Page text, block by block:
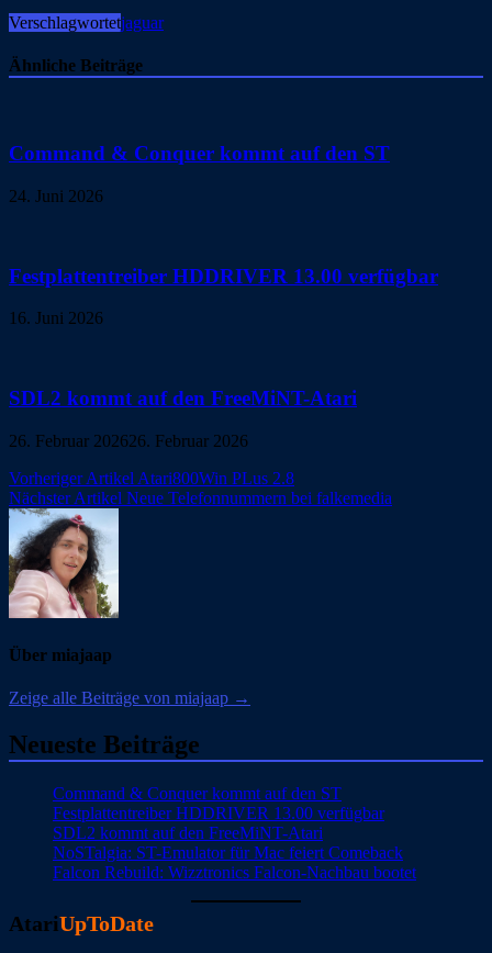
Verschlagwortetjaguar
Ähnliche Beiträge
Command & Conquer kommt auf den ST
24. Juni 2026
Festplattentreiber HDDRIVER 13.00 verfügbar
16. Juni 2026
SDL2 kommt auf den FreeMiNT-Atari
26. Februar 202626. Februar 2026
Beitragsnavigation
Vorheriger Artikel Atari800Win PLus 2.8
Nächster Artikel Neue Telefonnummern bei falkemedia
Über miajaap
Zeige alle Beiträge von miajaap →
Neueste Beiträge
Command & Conquer kommt auf den ST
Festplattentreiber HDDRIVER 13.00 verfügbar
SDL2 kommt auf den FreeMiNT-Atari
NoSTalgia: ST-Emulator für Mac feiert Comeback
Falcon Rebuild: Wizztronics Falcon-Nachbau bootet
AtariUpToDate